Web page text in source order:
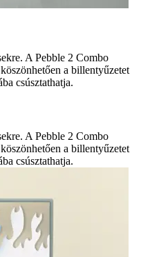
A Pebble 2 Combo
a billentyűzetet
csúsztathatja.
A Pebble 2 Combo
a billentyűzetet
csúsztathatja.